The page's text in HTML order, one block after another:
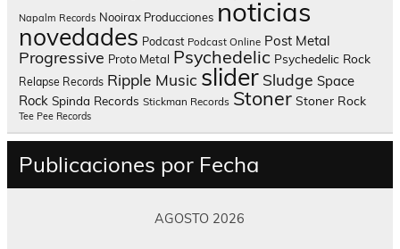
Napalm Records Nooirax Producciones noticias
novedades Podcast Podcast Online Post Metal
Progressive Proto Metal Psychedelic Psychedelic Rock
Relapse Records Ripple Music slider Sludge Space
Rock Spinda Records Stickman Records Stoner Stoner Rock
Tee Pee Records
Publicaciones por Fecha
AGOSTO 2026